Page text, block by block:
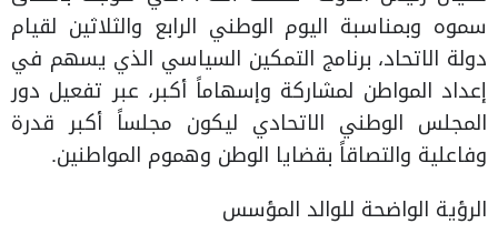
سموه وبمناسبة اليوم الوطني الرابع والثلاثين لقيام
دولة الاتحاد، برنامج التمكين السياسي الذي يسهم في
إعداد المواطن لمشاركة وإسهاماً أكبر، عبر تفعيل دور
المجلس الوطني الاتحادي ليكون مجلساً أكبر قدرة
وفاعلية والتصاقاً بقضايا الوطن وهموم المواطنين.
الرؤية الواضحة للوالد المؤسس